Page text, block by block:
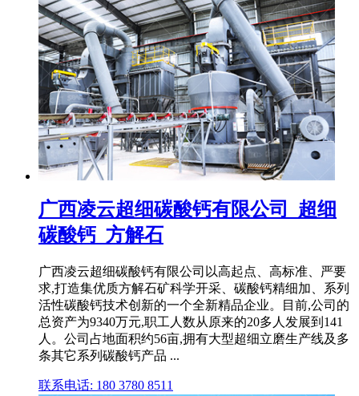
广西凌云超细碳酸钙有限公司_超细
碳酸钙_方解石
广西凌云超细碳酸钙有限公司以高起点、高标准、严要
求,打造集优质方解石矿科学开采、碳酸钙精细加、系列
活性碳酸钙技术创新的一个全新精品企业。目前,公司的
总资产为9340万元,职工人数从原来的20多人发展到141
人。公司占地面积约56亩,拥有大型超细立磨生产线及多
条其它系列碳酸钙产品 ...
联系电话: 180 3780 8511